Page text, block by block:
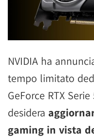
NVIDIA ha
tempo limitato
GeForce RTX
desidera
gaming in vista